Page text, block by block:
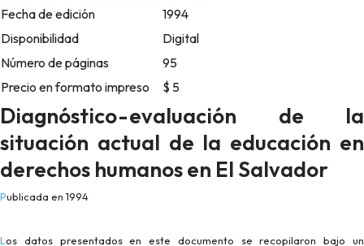
Fecha de edición
1994
Disponibilidad
Digital
Número de páginas
95
Precio en formato impreso
$ 5
Diagnóstico-evaluación de la
situación actual de la educación en
derechos humanos en El Salvador
Publicada en 1994
Los datos presentados en este documento se recopilaron bajo un